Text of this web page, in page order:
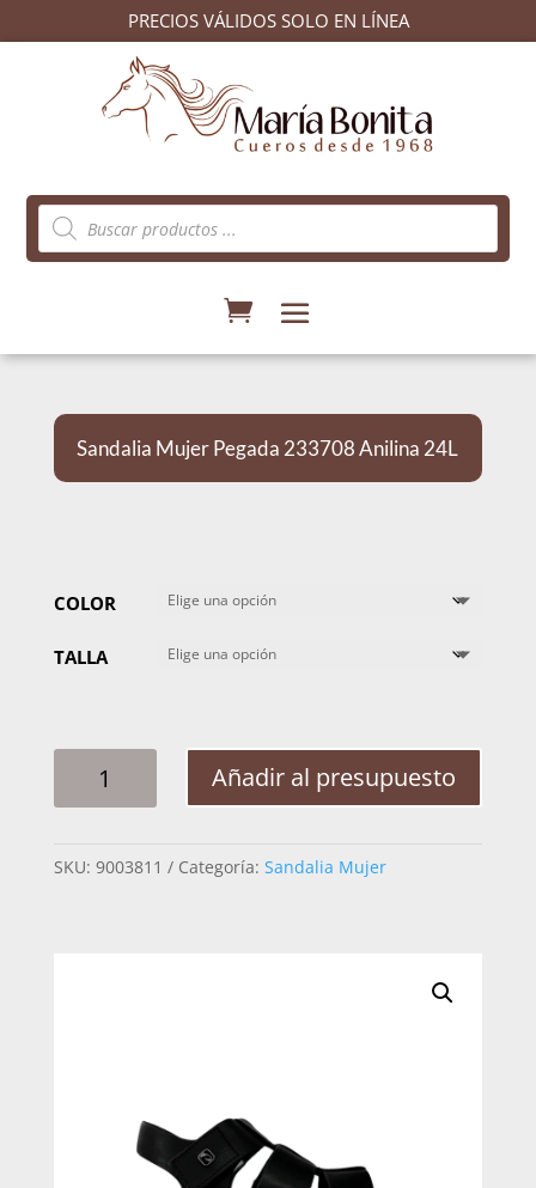
PRECIOS VÁLIDOS SOLO EN LÍNEA
Búsqueda
de
productos
Sandalia Mujer Pegada 233708 Anilina 24L
COLOR
TALLA
MUJER
ANILINA
Añadir al presupuesto
SKU: 9003811 Categoría: Sandalia Mujer